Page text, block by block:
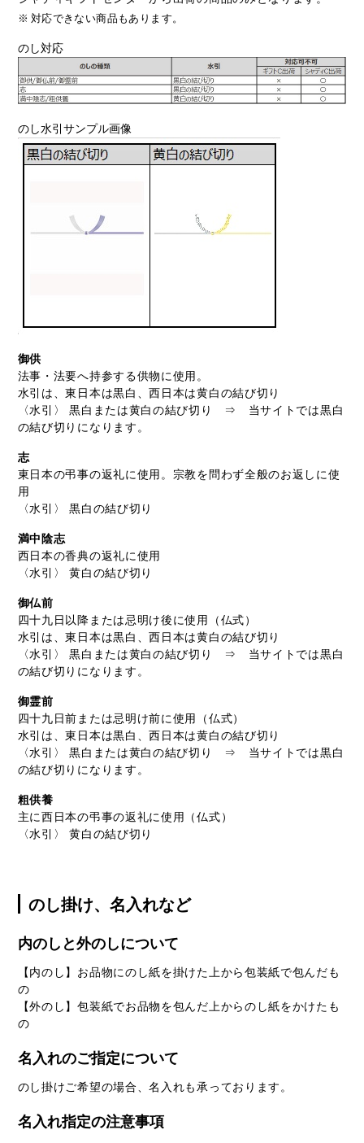
※ 対応できない商品もあります。
のし対応
のし水引サンプル画像
御供
法事・法要へ持参する供物に使用。
水引は、東日本は黒白、西日本は黄白の結び切り
〈水引〉 黒白または黄白の結び切り ⇒ 当サイトでは黒白
の結び切りになります。
志
東日本の弔事の返礼に使用。宗教を問わず全般のお返しに使
用
〈水引〉 黒白の結び切り
満中陰志
西日本の香典の返礼に使用
〈水引〉 黄白の結び切り
御仏前
四十九日以降または忌明け後に使用（仏式）
水引は、東日本は黒白、西日本は黄白の結び切り
〈水引〉 黒白または黄白の結び切り ⇒ 当サイトでは黒白
の結び切りになります。
御霊前
四十九日前または忌明け前に使用（仏式）
水引は、東日本は黒白、西日本は黄白の結び切り
〈水引〉 黒白または黄白の結び切り ⇒ 当サイトでは黒白
の結び切りになります。
粗供養
主に西日本の弔事の返礼に使用（仏式）
〈水引〉 黄白の結び切り
のし掛け、名入れなど
内のしと外のしについて
【内のし】お品物にのし紙を掛けた上から包装紙で包んだも
の
【外のし】包装紙でお品物を包んだ上からのし紙をかけたも
の
名入れのご指定について
のし掛けご希望の場合、名入れも承っております。
名入れ指定の注意事項